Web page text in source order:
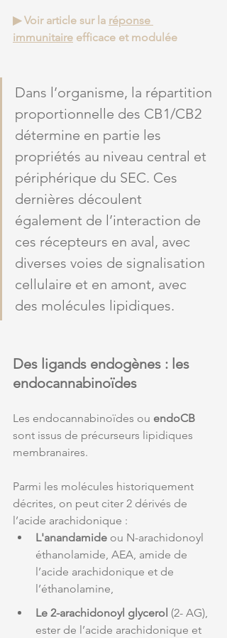
▶ Voir article sur la réponse
immunitaire efficace et modulée
Dans l’organisme, la répartition
proportionnelle des CB1/CB2
détermine en partie les
propriétés au niveau central et
périphérique du SEC. Ces
dernières découlent
également de l’interaction de
ces récepteurs en aval, avec
diverses voies de signalisation
cellulaire et en amont, avec
des molécules lipidiques.
Des ligands endogènes : les
endocannabinoïdes
Les endocannabinoïdes ou endoCB
sont issus de précurseurs lipidiques
membranaires.
Parmi les molécules historiquement
décrites, on peut citer 2 dérivés de
l’acide arachidonique :
L'anandamide ou N-arachidonoyl
éthanolamide, AEA, amide de
l’acide arachidonique et de
l’éthanolamine,
Le 2-arachidonoyl glycerol (2- AG),
ester de l’acide arachidonique et